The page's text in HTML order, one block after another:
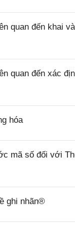
quan đến khai
quan đến xác
hóa
mã số đối với
ghi nhãn®